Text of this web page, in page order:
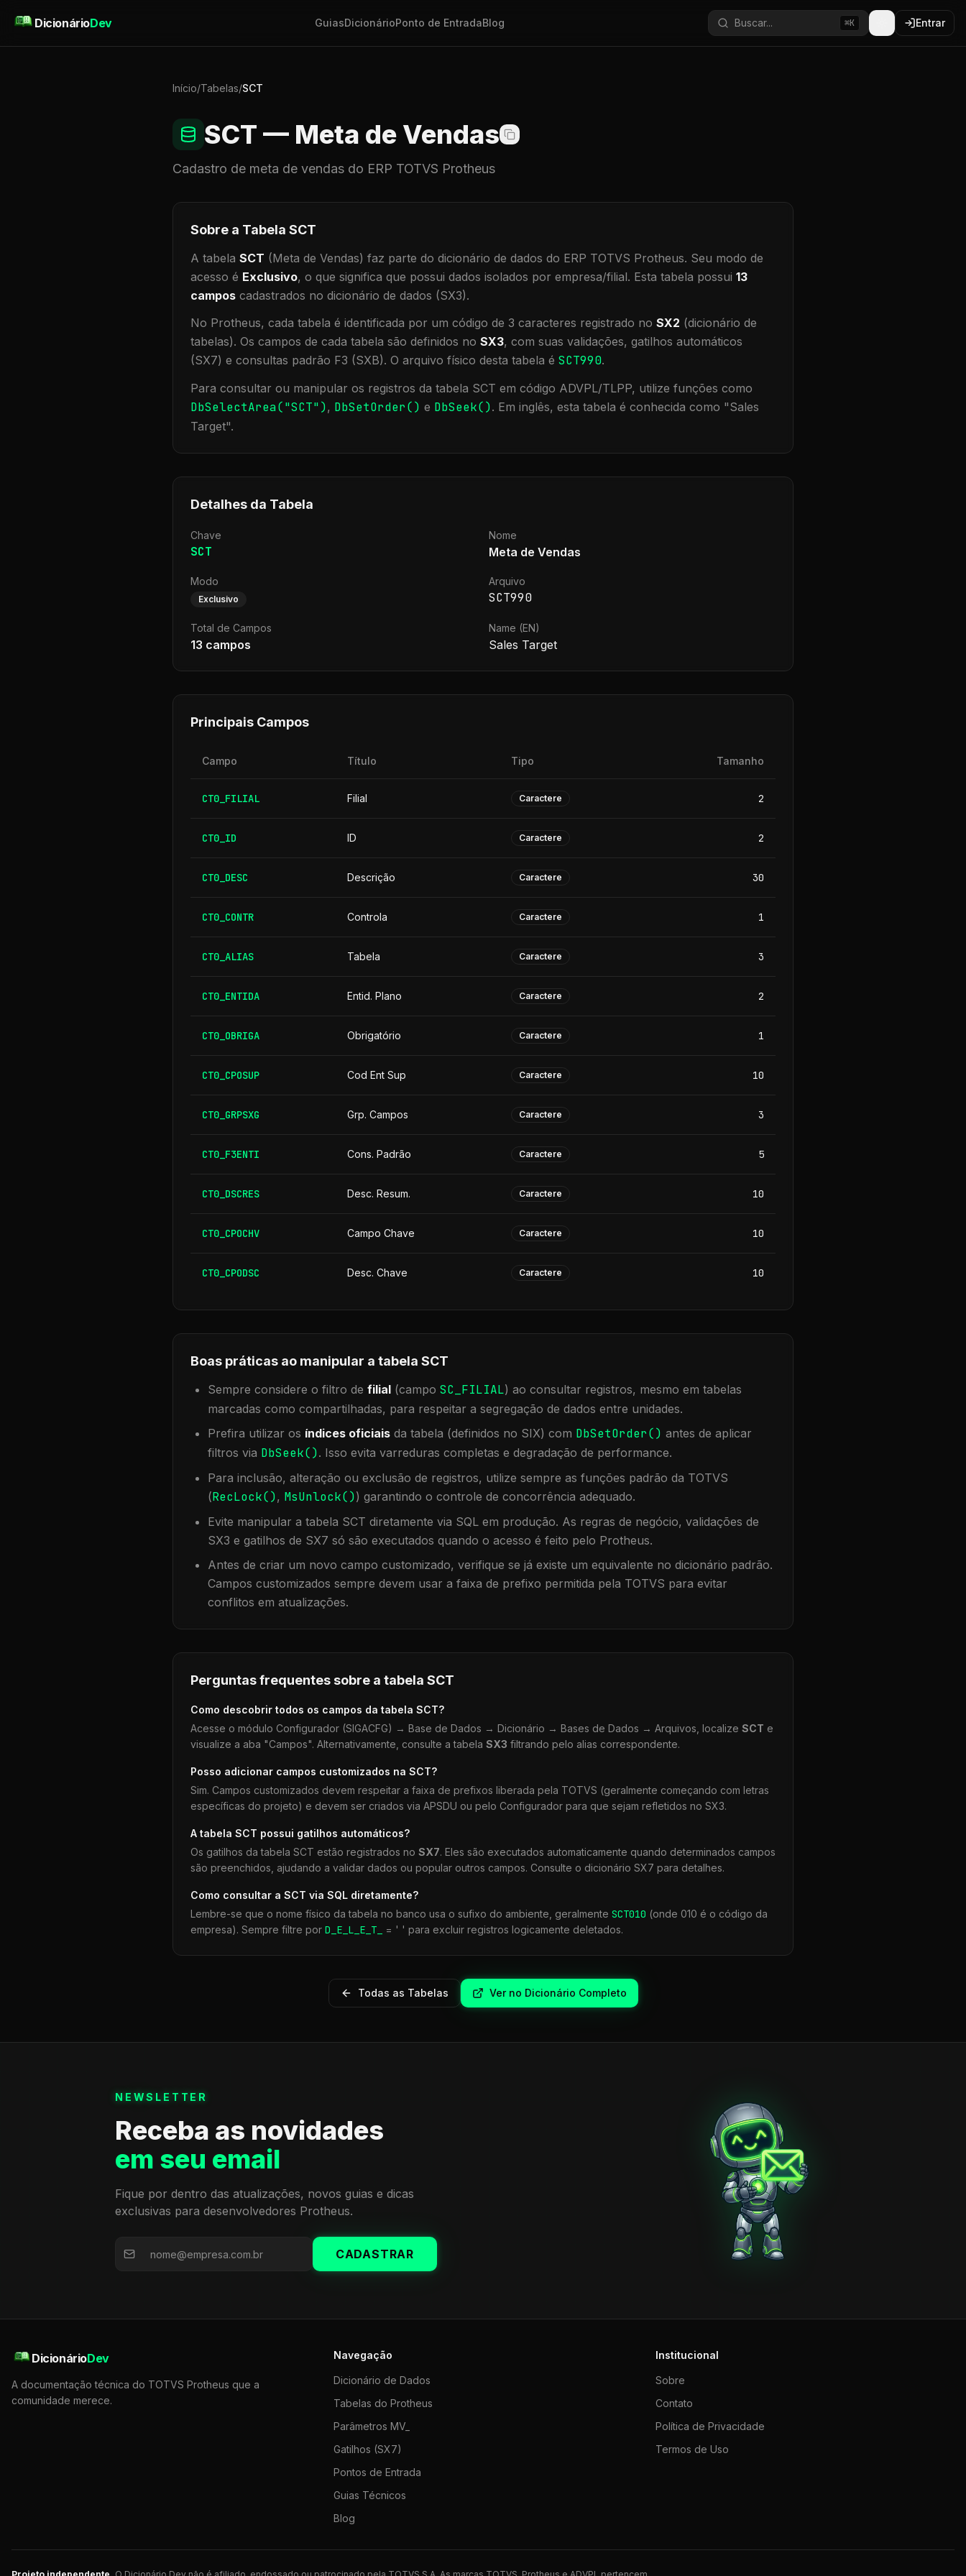
DicionárioDev GuiasDicionárioPonto de EntradaBlog Buscar... ⌘K Entrar
Início/Tabelas/SCT
SCT — Meta de Vendas
Cadastro de meta de vendas do ERP TOTVS Protheus
Sobre a Tabela SCT
A tabela SCT (Meta de Vendas) faz parte do dicionário de dados do ERP TOTVS Protheus. Seu modo de
acesso é Exclusivo, o que significa que possui dados isolados por empresa/filial. Esta tabela possui 13
campos cadastrados no dicionário de dados (SX3).
No Protheus, cada tabela é identificada por um código de 3 caracteres registrado no SX2 (dicionário de
tabelas). Os campos de cada tabela são definidos no SX3, com suas validações, gatilhos automáticos
(SX7) e consultas padrão F3 (SXB). O arquivo físico desta tabela é SCT990.
Para consultar ou manipular os registros da tabela SCT em código ADVPL/TLPP, utilize funções como
DbSelectArea("SCT"), DbSetOrder() e DbSeek(). Em inglês, esta tabela é conhecida como "Sales
Target".
Detalhes da Tabela
Chave
SCT
Nome
Meta de Vendas
Modo
Exclusivo
Arquivo
SCT990
Total de Campos
13 campos
Name (EN)
Sales Target
Principais Campos
Campo Título Tipo Tamanho
CT0_FILIAL Filial Caractere 2
CT0_ID ID Caractere 2
CT0_DESC Descrição Caractere 30
CT0_CONTR Controla Caractere 1
CT0_ALIAS Tabela Caractere 3
CT0_ENTIDA Entid. Plano Caractere 2
CT0_OBRIGA Obrigatório Caractere 1
CT0_CPOSUP Cod Ent Sup Caractere 10
CT0_GRPSXG Grp. Campos Caractere 3
CT0_F3ENTI Cons. Padrão Caractere 5
CT0_DSCRES Desc. Resum. Caractere 10
CT0_CPOCHV Campo Chave Caractere 10
CT0_CPODSC Desc. Chave Caractere 10
Boas práticas ao manipular a tabela SCT
Sempre considere o filtro de filial (campo SC_FILIAL) ao consultar registros, mesmo em tabelas
marcadas como compartilhadas, para respeitar a segregação de dados entre unidades.
Prefira utilizar os índices oficiais da tabela (definidos no SIX) com DbSetOrder() antes de aplicar
filtros via DbSeek(). Isso evita varreduras completas e degradação de performance.
Para inclusão, alteração ou exclusão de registros, utilize sempre as funções padrão da TOTVS
(RecLock(), MsUnlock()) garantindo o controle de concorrência adequado.
Evite manipular a tabela SCT diretamente via SQL em produção. As regras de negócio, validações de
SX3 e gatilhos de SX7 só são executados quando o acesso é feito pelo Protheus.
Antes de criar um novo campo customizado, verifique se já existe um equivalente no dicionário padrão.
Campos customizados sempre devem usar a faixa de prefixo permitida pela TOTVS para evitar
conflitos em atualizações.
Perguntas frequentes sobre a tabela SCT
Como descobrir todos os campos da tabela SCT?
Acesse o módulo Configurador (SIGACFG) → Base de Dados → Dicionário → Bases de Dados → Arquivos, localize SCT e
visualize a aba "Campos". Alternativamente, consulte a tabela SX3 filtrando pelo alias correspondente.
Posso adicionar campos customizados na SCT?
Sim. Campos customizados devem respeitar a faixa de prefixos liberada pela TOTVS (geralmente começando com letras
específicas do projeto) e devem ser criados via APSDU ou pelo Configurador para que sejam refletidos no SX3.
A tabela SCT possui gatilhos automáticos?
Os gatilhos da tabela SCT estão registrados no SX7. Eles são executados automaticamente quando determinados campos
são preenchidos, ajudando a validar dados ou popular outros campos. Consulte o dicionário SX7 para detalhes.
Como consultar a SCT via SQL diretamente?
Lembre-se que o nome físico da tabela no banco usa o sufixo do ambiente, geralmente SCT010 (onde 010 é o código da
empresa). Sempre filtre por D_E_L_E_T_ = ' ' para excluir registros logicamente deletados.
Todas as Tabelas Ver no Dicionário Completo
NEWSLETTER
Receba as novidades
em seu email
Fique por dentro das atualizações, novos guias e dicas
exclusivas para desenvolvedores Protheus.
CADASTRAR
DicionárioDev
A documentação técnica do TOTVS Protheus que a
comunidade merece.
Navegação
Dicionário de Dados
Tabelas do Protheus
Parâmetros MV_
Gatilhos (SX7)
Pontos de Entrada
Guias Técnicos
Blog
Institucional
Sobre
Contato
Política de Privacidade
Termos de Uso